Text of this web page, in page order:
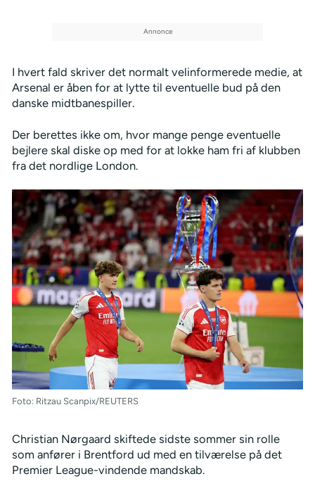
I hvert fald skriver det normalt velinformerede medie, at
Arsenal er åben for at lytte til eventuelle bud på den
danske midtbanespiller.
Der berettes ikke om, hvor mange penge eventuelle
bejlere skal diske op med for at lokke ham fri af klubben
fra det nordlige London.
Foto: Ritzau Scanpix/REUTERS
Christian Nørgaard skiftede sidste sommer sin rolle
som anfører i Brentford ud med en tilværelse på det
Premier League-vindende mandskab.